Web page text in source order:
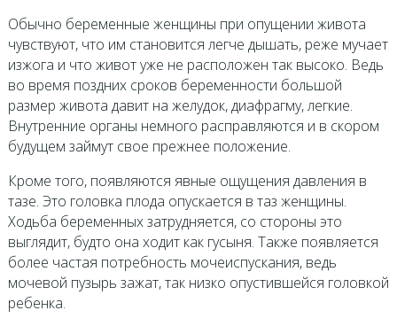
Обычно беременные женщины при опущении живота
чувствуют, что им становится легче дышать, реже мучает
изжога и что живот уже не расположен так высоко. Ведь
во время поздних сроков беременности большой
размер живота давит на желудок, диафрагму, легкие.
Внутренние органы немного расправляются и в скором
будущем займут свое прежнее положение.
Кроме того, появляются явные ощущения давления в
тазе. Это головка плода опускается в таз женщины.
Ходьба беременных затрудняется, со стороны это
выглядит, будто она ходит как гусыня. Также появляется
более частая потребность мочеиспускания, ведь
мочевой пузырь зажат, так низко опустившейся головкой
ребенка.